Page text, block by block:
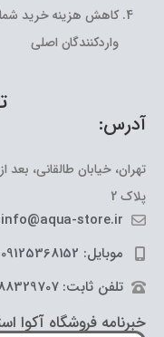
کاهش هزینه خرید شما
واردکنندگان اصلی
آدرس:
تهران، خیابان طالقانی،
پلاک 2
info@aqua-store.ir
موبایل: 09125368152 - افراسیابی
تلفن ثابت: 88329707-021 , 88329709-021
خبرنامه فروشگاه آکوا